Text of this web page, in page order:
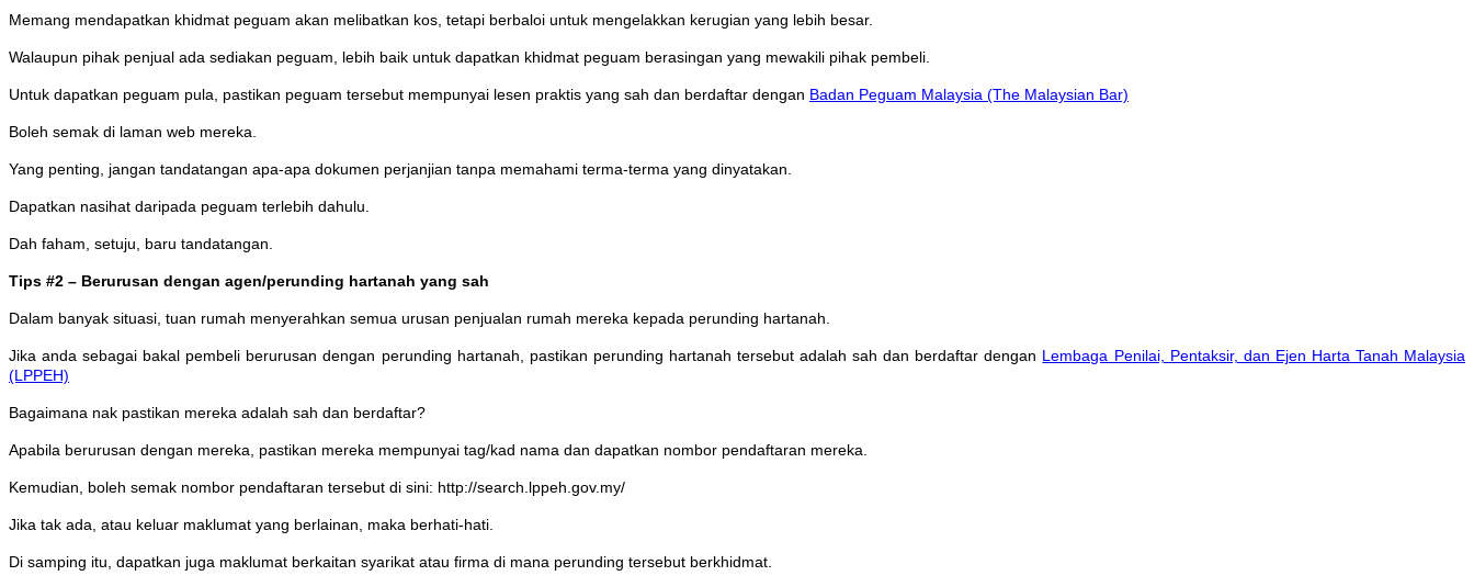
Memang mendapatkan khidmat peguam akan melibatkan kos, tetapi berbaloi untuk mengelakkan kerugian yang lebih besar.
Walaupun pihak penjual ada sediakan peguam, lebih baik untuk dapatkan khidmat peguam berasingan yang mewakili pihak pembeli.
Untuk dapatkan peguam pula, pastikan peguam tersebut mempunyai lesen praktis yang sah dan berdaftar dengan Badan Peguam Malaysia (The Malaysian Bar)
Boleh semak di laman web mereka.
Yang penting, jangan tandatangan apa-apa dokumen perjanjian tanpa memahami terma-terma yang dinyatakan.
Dapatkan nasihat daripada peguam terlebih dahulu.
Dah faham, setuju, baru tandatangan.
Tips #2 – Berurusan dengan agen/perunding hartanah yang sah
Dalam banyak situasi, tuan rumah menyerahkan semua urusan penjualan rumah mereka kepada perunding hartanah.
Jika anda sebagai bakal pembeli berurusan dengan perunding hartanah, pastikan perunding hartanah tersebut adalah sah dan berdaftar dengan Lembaga Penilai, Pentaksir, dan Ejen Harta Tanah Malaysia
(LPPEH)
Bagaimana nak pastikan mereka adalah sah dan berdaftar?
Apabila berurusan dengan mereka, pastikan mereka mempunyai tag/kad nama dan dapatkan nombor pendaftaran mereka.
Kemudian, boleh semak nombor pendaftaran tersebut di sini: http://search.lppeh.gov.my/
Jika tak ada, atau keluar maklumat yang berlainan, maka berhati-hati.
Di samping itu, dapatkan juga maklumat berkaitan syarikat atau firma di mana perunding tersebut berkhidmat.